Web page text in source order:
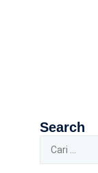
Search